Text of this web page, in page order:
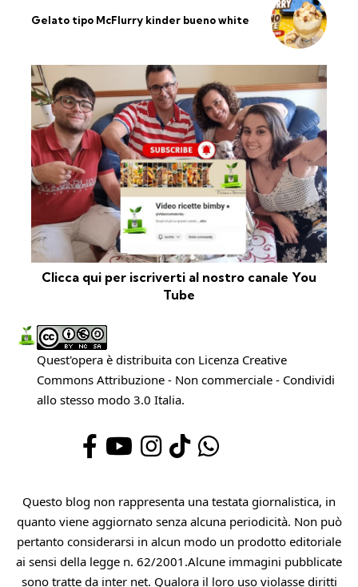
Gelato tipo McFlurry kinder bueno white
Clicca qui per iscriverti al nostro canale You
Tube
Quest'opera è distribuita con Licenza Creative
Commons Attribuzione - Non commerciale - Condividi
allo stesso modo 3.0 Italia.
Questo blog non rappresenta una testata giornalistica, in
quanto viene aggiornato senza alcuna periodicità. Non può
pertanto considerarsi in alcun modo un prodotto editoriale
ai sensi della legge n. 62/2001.Alcune immagini pubblicate
sono tratte da inter net. Qualora il loro uso violasse diritti